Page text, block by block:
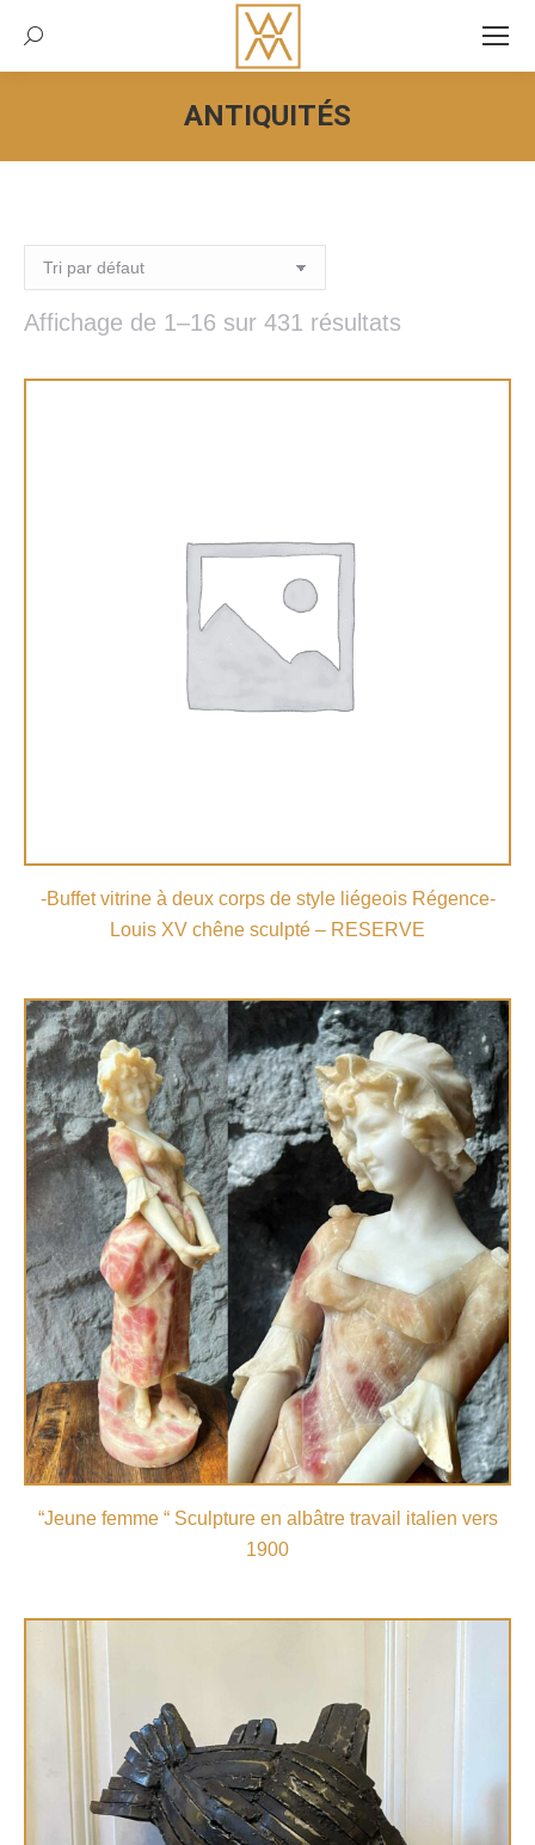
Recherche:
ANTIQUITÉS
Vous êtes ici :
Affichage de 1–16 sur 431 résultats
-Buffet vitrine à deux corps de style liégeois Régence-
Louis XV chêne sculpté – RESERVE
“Jeune femme “ Sculpture en albâtre travail italien vers
1900